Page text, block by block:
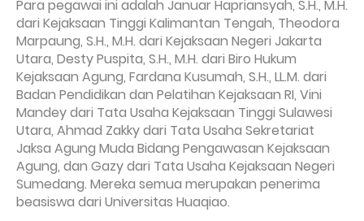
Para pegawai ini adalah Januar Hapriansyah, S.H., M.H.
dari Kejaksaan Tinggi Kalimantan Tengah, Theodora
Marpaung, S.H., M.H. dari Kejaksaan Negeri Jakarta
Utara, Desty Puspita, S.H., M.H. dari Biro Hukum
Kejaksaan Agung, Fardana Kusumah, S.H., LL.M. dari
Badan Pendidikan dan Pelatihan Kejaksaan RI, Vini
Mandey dari Tata Usaha Kejaksaan Tinggi Sulawesi
Utara, Ahmad Zakky dari Tata Usaha Sekretariat
Jaksa Agung Muda Bidang Pengawasan Kejaksaan
Agung, dan Gazy dari Tata Usaha Kejaksaan Negeri
Sumedang. Mereka semua merupakan penerima
beasiswa dari Universitas Huaqiao.